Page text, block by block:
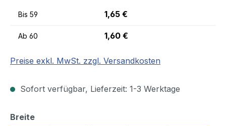
Bis 59 1,65 €
Ab 60 1,60 €
Preise exkl. MwSt. zzgl. Versandkosten
Sofort verfügbar, Lieferzeit: 1-3 Werktage
Breiteauswählen